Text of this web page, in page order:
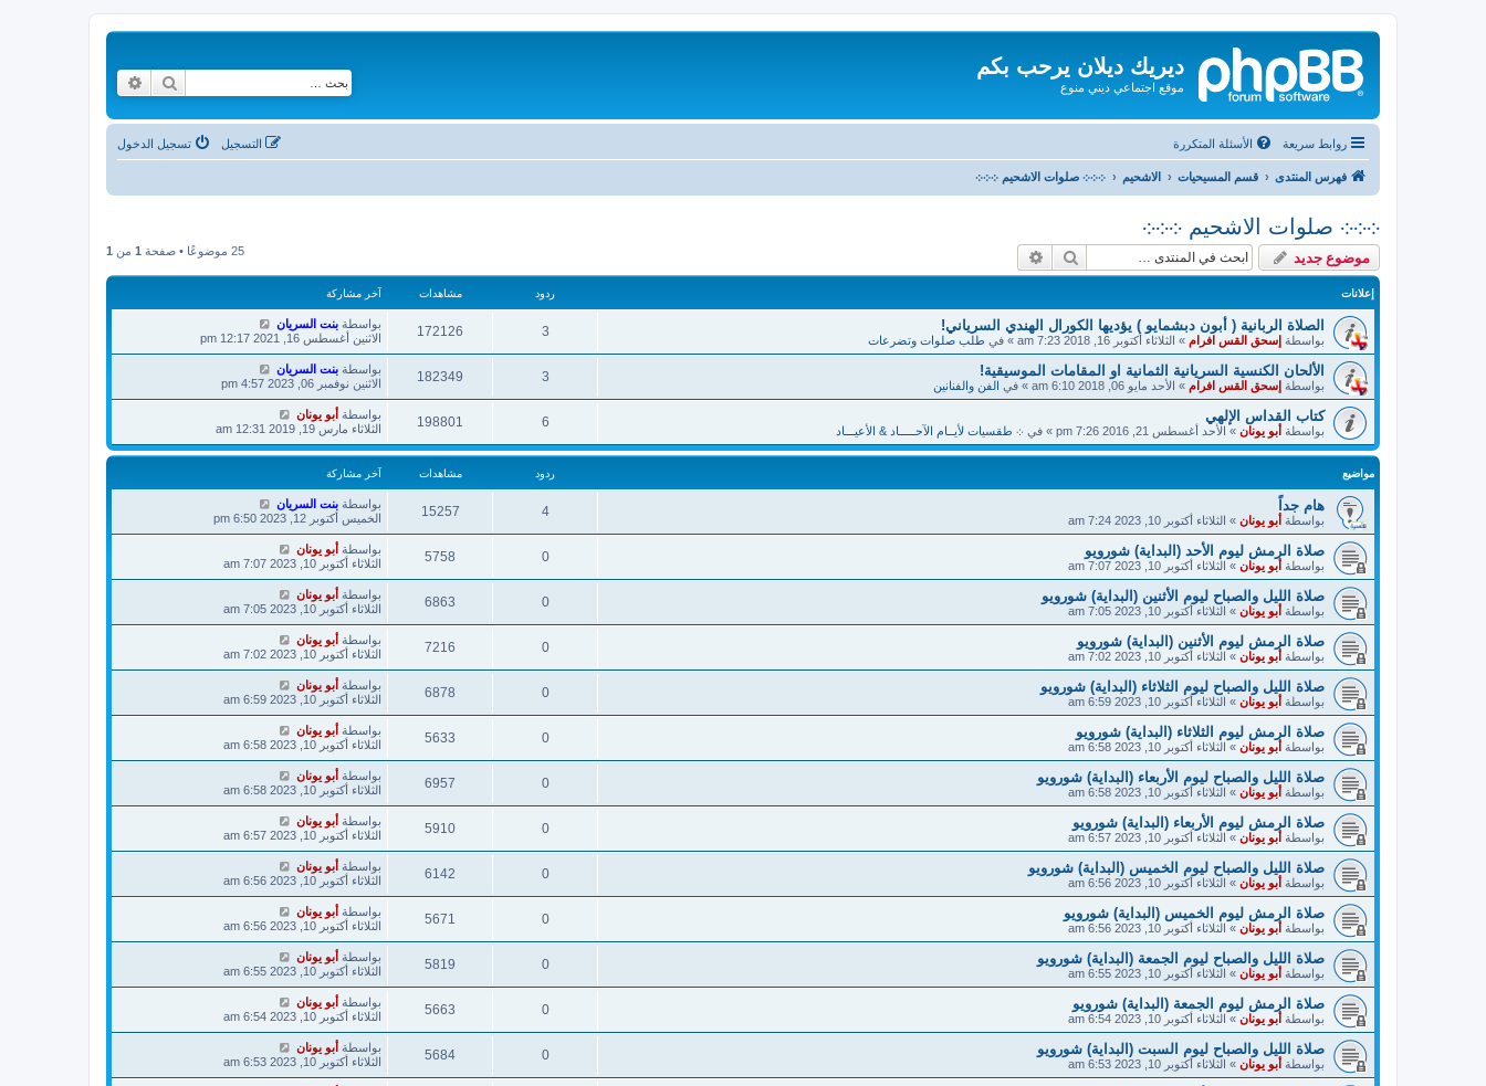
ديريك ديلان يرحب بكم
موقع اجتماعي ديني منوع بحث
روابط سريعة الأسئلة المتكررة تسجيل الدخول التسجيل
فهرس المنتدى قسم المسيحيات الاشحيم ܀܀܀ صلوات الاشحيم ܀܀܀
܀܀܀ صلوات الاشحيم ܀܀܀
موضوع جديد بحث 25 موضوعًا • صفحة 1 من 1
إعلانات ردود مشاهدات آخر مشاركة
الصلاة الربانية ( أبون دبشمايو ) يؤديها الكورال الهندي السرياني!
بواسطة إسحق القس افرام » الثلاثاء أكتوبر 16, 2018 7:23 am » في طلب صلوات وتضرعات
3
172126 بواسطة بنت السريان
الاثنين أغسطس 16, 2021 12:17 pm
الألحان الكنسية السريانية الثمانية او المقامات الموسيقية!
بواسطة إسحق القس افرام » الأحد مايو 06, 2018 6:10 am » في الفن والفنانين
3
182349 بواسطة بنت السريان
الاثنين نوفمبر 06, 2023 4:57 pm
كتاب القداس الإلهي
بواسطة أبو يونان » الأحد أغسطس 21, 2016 7:26 pm » في ܀ طقسيات لأيــام الآحـــــاد & الأعيـــاد
6
198801 بواسطة أبو يونان
الثلاثاء مارس 19, 2019 12:31 am
مواضيع ردود مشاهدات آخر مشاركة
هام جداً
بواسطة أبو يونان » الثلاثاء أكتوبر 10, 2023 7:24 am
4
15257 بواسطة بنت السريان
الخميس أكتوبر 12, 2023 6:50 pm
صلاة الرمش ليوم الأحد (البداية) شورويو
بواسطة أبو يونان » الثلاثاء أكتوبر 10, 2023 7:07 am
0
5758 بواسطة أبو يونان
الثلاثاء أكتوبر 10, 2023 7:07 am
صلاة الليل والصباح ليوم الأثنين (البداية) شورويو
بواسطة أبو يونان » الثلاثاء أكتوبر 10, 2023 7:05 am
0
6863 بواسطة أبو يونان
الثلاثاء أكتوبر 10, 2023 7:05 am
صلاة الرمش ليوم الأثنين (البداية) شورويو
بواسطة أبو يونان » الثلاثاء أكتوبر 10, 2023 7:02 am
0
7216 بواسطة أبو يونان
الثلاثاء أكتوبر 10, 2023 7:02 am
صلاة الليل والصباح ليوم الثلاثاء (البداية) شورويو
بواسطة أبو يونان » الثلاثاء أكتوبر 10, 2023 6:59 am
0
6878 بواسطة أبو يونان
الثلاثاء أكتوبر 10, 2023 6:59 am
صلاة الرمش ليوم الثلاثاء (البداية) شورويو
بواسطة أبو يونان » الثلاثاء أكتوبر 10, 2023 6:58 am
0
5633 بواسطة أبو يونان
الثلاثاء أكتوبر 10, 2023 6:58 am
صلاة الليل والصباح ليوم الأربعاء (البداية) شورويو
بواسطة أبو يونان » الثلاثاء أكتوبر 10, 2023 6:58 am
0
6957 بواسطة أبو يونان
الثلاثاء أكتوبر 10, 2023 6:58 am
صلاة الرمش ليوم الأربعاء (البداية) شورويو
بواسطة أبو يونان » الثلاثاء أكتوبر 10, 2023 6:57 am
0
5910 بواسطة أبو يونان
الثلاثاء أكتوبر 10, 2023 6:57 am
صلاة الليل والصباح ليوم الخميس (البداية) شورويو
بواسطة أبو يونان » الثلاثاء أكتوبر 10, 2023 6:56 am
0
6142 بواسطة أبو يونان
الثلاثاء أكتوبر 10, 2023 6:56 am
صلاة الرمش ليوم الخميس (البداية) شورويو
بواسطة أبو يونان » الثلاثاء أكتوبر 10, 2023 6:56 am
0
5671 بواسطة أبو يونان
الثلاثاء أكتوبر 10, 2023 6:56 am
صلاة الليل والصباح ليوم الجمعة (البداية) شورويو
بواسطة أبو يونان » الثلاثاء أكتوبر 10, 2023 6:55 am
0
5819 بواسطة أبو يونان
الثلاثاء أكتوبر 10, 2023 6:55 am
صلاة الرمش ليوم الجمعة (البداية) شورويو
بواسطة أبو يونان » الثلاثاء أكتوبر 10, 2023 6:54 am
0
5663 بواسطة أبو يونان
الثلاثاء أكتوبر 10, 2023 6:54 am
صلاة الليل والصباح ليوم السبت (البداية) شورويو
بواسطة أبو يونان » الثلاثاء أكتوبر 10, 2023 6:53 am
0
5684 بواسطة أبو يونان
الثلاثاء أكتوبر 10, 2023 6:53 am